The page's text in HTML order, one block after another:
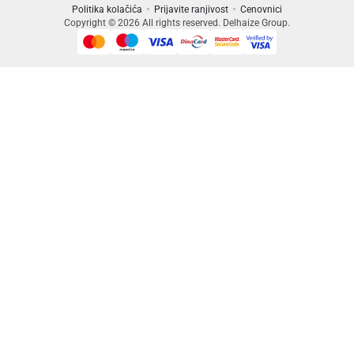
Politika kolačića
Prijavite ranjivost
Cenovnici
Copyright © 2026 All rights reserved. Delhaize Group.